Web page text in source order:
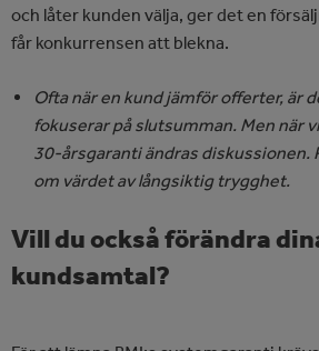
och låter kunden välja, ger det en
får konkurrensen att blekna.
Ofta när en kund jämför offerter, är
fokuserar på slutsumman. Men när
30-årsgaranti ändras diskussionen.
om värdet av långsiktig trygghet.
Vill du också förändra
kundsamtal?